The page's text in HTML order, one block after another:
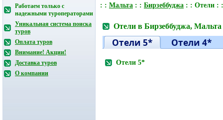
Работаем только с
надежными туроператорами
Уникальная система поиска
туров
Оплата туров
Внимание! Акции!
Доставка туров
О компании
: : Мальтa : : Бирзеббуджа : : Отели :
Отели в Бирзеббуджа, Мальтa
Отели 5* Отели 4*
Отели 5*